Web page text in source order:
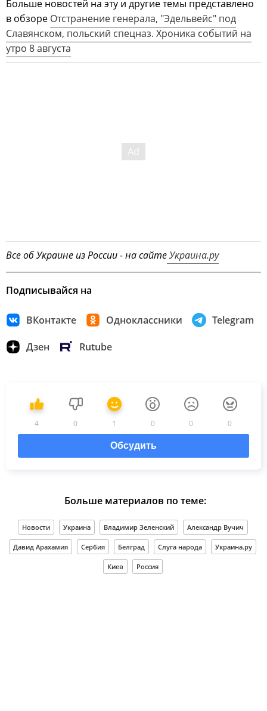
Больше новостей на эту и другие темы представлено
в обзоре Отстранение генерала, "Эдельвейс" под
Славянском, польский спецназ. Хроника событий на
утро 8 августа
Все об Украине из России - на сайтеУкраина.ру
Подписывайся на
ВКонтакте Одноклассники Telegram
Дзен Rutube
4 0 1 0 0 0
Обсудить
Больше материалов по теме:
Новости Украина Владимир Зеленский Александр Вучич
Давид Арахамия Сербия Белград Слуга народа Украина.ру
Киев Россия